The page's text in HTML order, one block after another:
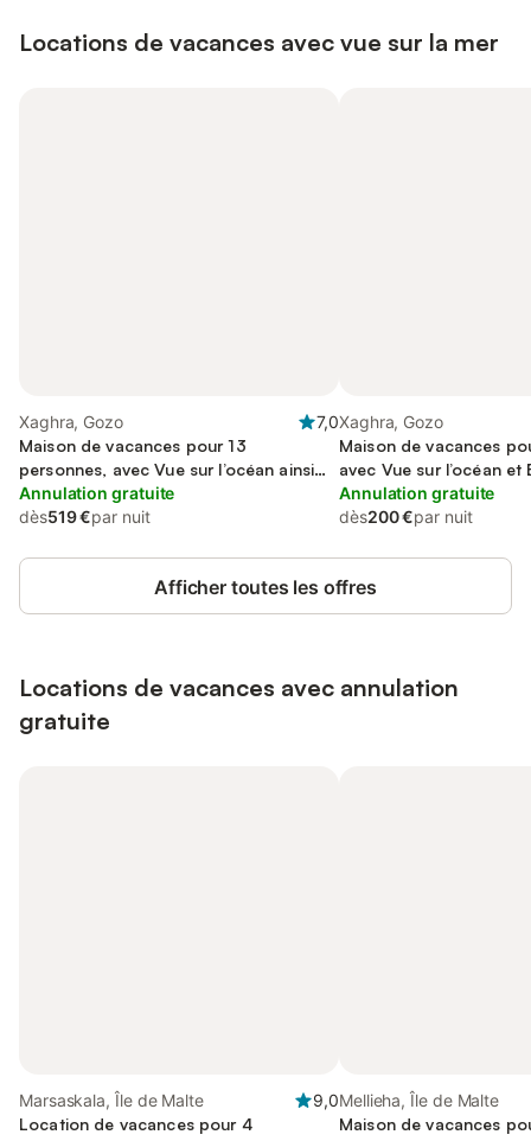
Locations de vacances avec vue sur la mer
Xaghra, Gozo
7,0
Maison de vacances pour 13
personnes, avec Vue sur l’océan ainsi
que Balcon et Piscine
Annulation gratuite
dès519 €par nuit
Xaghra, Gozo
Maison de vacances
avec Vue sur l’océan
Terrasse et Jardin
Annulation gratuite
dès200 €par nuit
Afficher toutes les offres
Locations de vacances avec annulation
gratuite
Marsaskala, Île de Malte
9,0
Location de vacances pour 4
Mellieha, Île de Malte
Maison de vacances